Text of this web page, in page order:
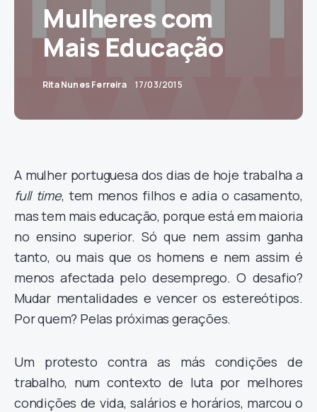
Mulheres com
Mais Educação
Rita Nunes Ferreira 17/03/2015
A mulher portuguesa dos dias de hoje trabalha a
full time, tem menos filhos e adia o casamento,
mas tem mais educação, porque está em maioria
no ensino superior. Só que nem assim ganha
tanto, ou mais que os homens e nem assim é
menos afectada pelo desemprego. O desafio?
Mudar mentalidades e vencer os estereótipos.
Por quem? Pelas próximas gerações.
Um protesto contra as más condições de
trabalho, num contexto de luta por melhores
condições de vida, salários e horários, marcou o